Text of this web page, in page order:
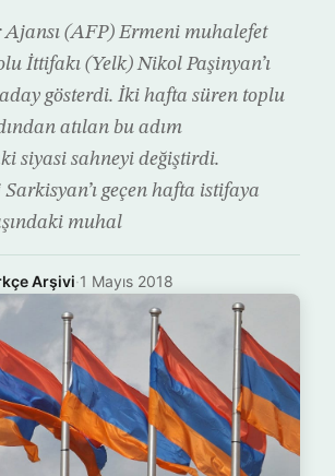
Ajansı (AFP) Ermeni muhalefet
İttifakı (Yelk) Nikol Paşinyan’ı
gösterdi. İki hafta süren toplu
atılan bu adım
siyasi sahneyi değiştirdi.
geçen hafta istifaya
muhal
Arşivi·1 Mayıs 2018